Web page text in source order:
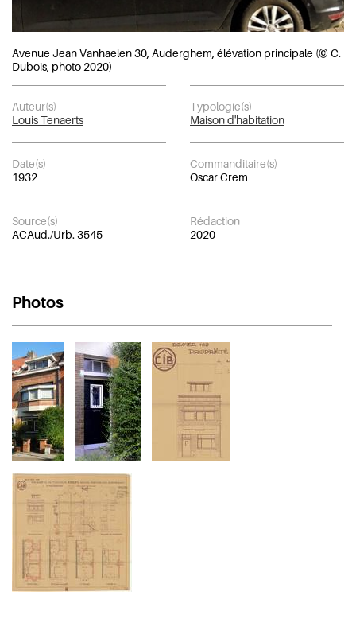
Avenue Jean Vanhaelen 30, Auderghem, élévation principale (© C.
Dubois, photo 2020)
Auteur(s)
Louis Tenaerts
Typologie(s)
Maison d'habitation
Date(s)
1932
Commanditaire(s)
Oscar Crem
Source(s)
ACAud./Urb. 3545
Rédaction
2020
Photos